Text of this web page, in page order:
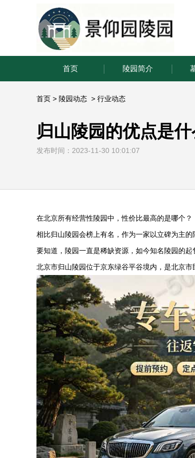
首页 陵园简介
首页 > 陵园动态 > 行业动态
归山陵园的优点是
发布时间：2023-11-30 10:01:07
在北京所有经营性陵园中，性价比最高的是哪个？
相比归山陵园会榜上有名，作为一家以立碑为主
要知道，陵园一直是稀缺资源，如今知名陵园的
北京市归山陵园位于京东绿谷平谷境内，是北京